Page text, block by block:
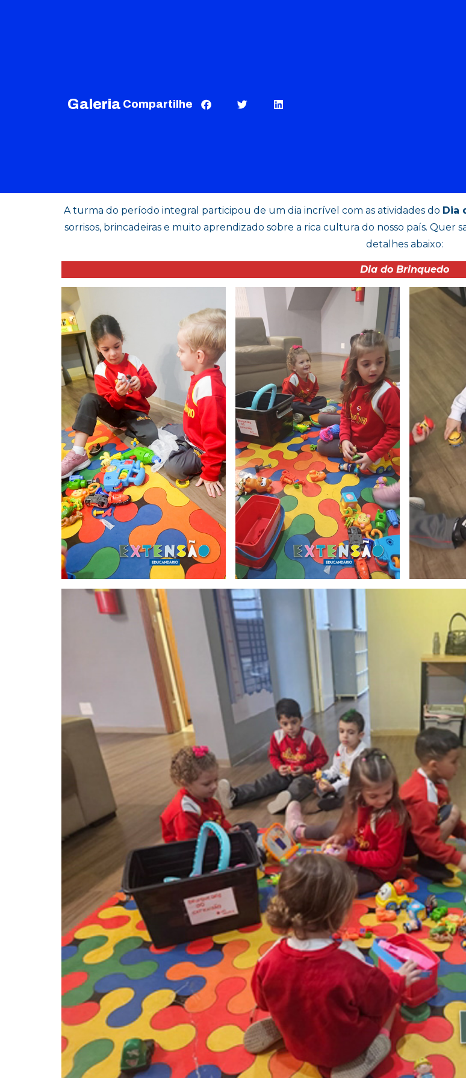
Galeria Compartilhe
A turma do período integral participou de um dia incrível com as atividades do Dia
sorrisos, brincadeiras e muito aprendizado sobre a rica cultura do nosso país. Quer
detalhes abaixo:
Dia do Brinquedo